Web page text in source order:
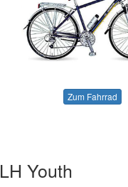
Zum Fahrrad
LH Youth